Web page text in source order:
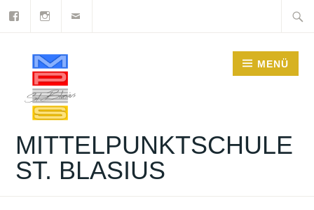
Zum
springen
Suche
MITTELPUNKTSCHULE
ST. BLASIUS
MENÜ